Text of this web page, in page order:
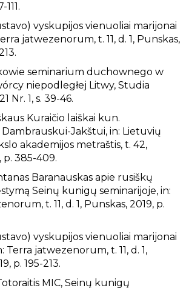
vyskupijos vienuoliai marijonai
jatwezenorum, t. 11, d. 1, Punskas,
seminarium duchownego w
niepodległej Litwy, Studia
Nr. 1, s. 39-46.
Kuraičio laiškai kun.
Jakštui, in: Lietuvių
akademijos metraštis, t. 42,
p. 385-409.
Baranauskas apie rusiškų
Seinų kunigų seminarijoje, in:
t. 11, d. 1, Punskas, 2019, p.
vyskupijos vienuoliai marijonai
Terra jatwezenorum, t. 11, d. 1,
p. 195-213.
MIC, Seinų kunigų